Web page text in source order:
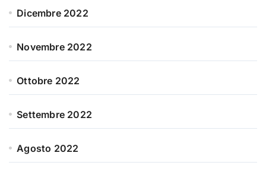
Dicembre 2022
Novembre 2022
Ottobre 2022
Settembre 2022
Agosto 2022